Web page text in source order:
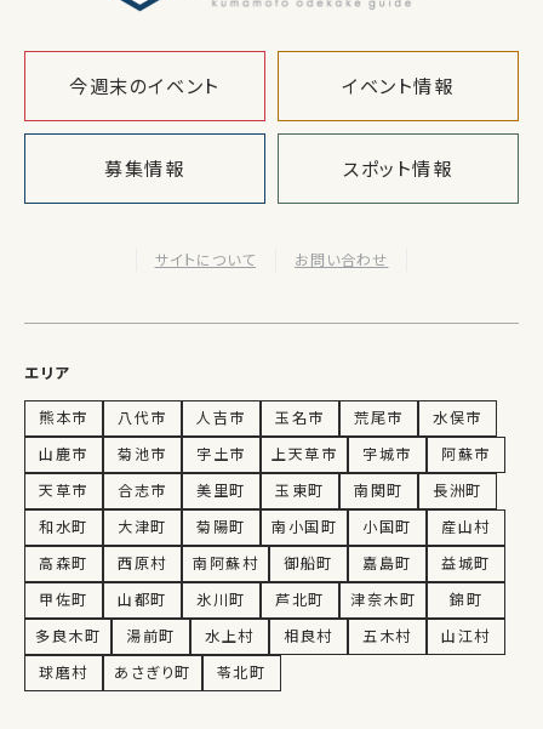
今週末のイベント イベント情報
募集情報 スポット情報
サイトについて お問い合わせ
エリア
熊本市 八代市 人吉市 玉名市 荒尾市
水俣市
山鹿市
菊池市 宇土市 上天草市 宇城市
阿蘇市
天草市
合志市 美里町 玉東町 南関町
長洲町
和水町
大津町 菊陽町 南小国町 小国町
産山村
高森町
西原村 南阿蘇村 御船町 嘉島町
益城町
甲佐町
山都町 氷川町 芦北町 津奈木町
錦町
多良木町
湯前町 水上村 相良村 五木村
山江村
球磨村
あさぎり町 苓北町